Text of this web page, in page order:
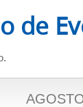
de